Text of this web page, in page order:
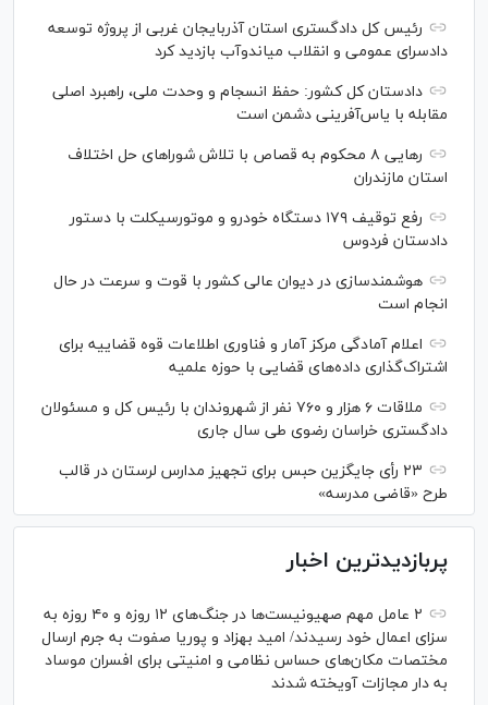
رئیس کل دادگستری استان آذربایجان غربی از پروژه توسعه
دادسرای عمومی و انقلاب میاندوآب بازدید کرد
دادستان کل کشور: حفظ انسجام و وحدت ملی، راهبرد اصلی
مقابله با یاس‌آفرینی دشمن است
رهایی ۸ محکوم به قصاص با تلاش شورا‌های حل اختلاف
استان مازندران
رفع توقیف ۱۷۹ دستگاه خودرو و موتورسیکلت با دستور
دادستان فردوس
هوشمندسازی در دیوان عالی کشور با قوت و سرعت در حال
انجام است
اعلام آمادگی مرکز آمار و فناوری اطلاعات قوه قضاییه برای
اشتراک‌گذاری داده‌های قضایی با حوزه علمیه
ملاقات ۶ هزار و ۷۶۰ نفر از شهروندان با رئیس کل و مسئولان
دادگستری خراسان رضوی طی سال جاری
۲۳ رأی جایگزین حبس برای تجهیز مدارس لرستان در قالب
طرح «قاضی مدرسه»
پربازدیدترین اخبار
۲ عامل مهم صهیونیست‌ها در جنگ‌های ۱۲ روزه و ۴۰ روزه به
سزای اعمال خود رسیدند/ امید بهزاد و پوریا صفوت به جرم ارسال
مختصات مکان‌های حساس نظامی و امنیتی برای افسران موساد
به دار مجازات آویخته شدند